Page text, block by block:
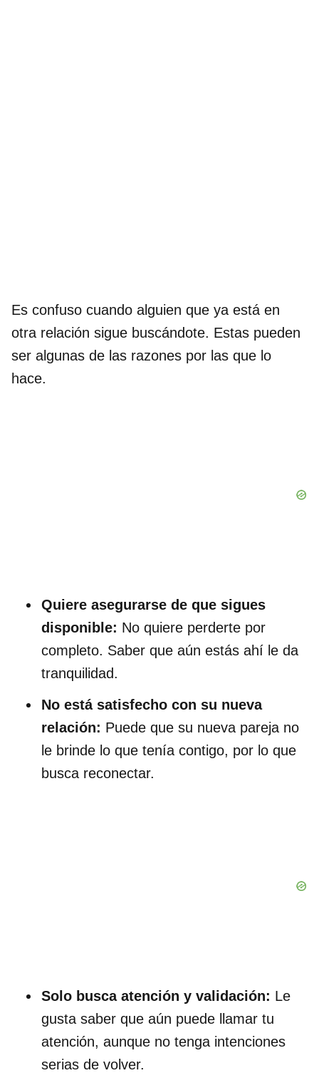
Es confuso cuando alguien que ya está en
otra relación sigue buscándote. Estas pueden
ser algunas de las razones por las que lo
hace.
Quiere asegurarse de que sigues
disponible: No quiere perderte por
completo. Saber que aún estás ahí le da
tranquilidad.
No está satisfecho con su nueva
relación: Puede que su nueva pareja no
le brinde lo que tenía contigo, por lo que
busca reconectar.
Solo busca atención y validación: Le
gusta saber que aún puede llamar tu
atención, aunque no tenga intenciones
serias de volver.